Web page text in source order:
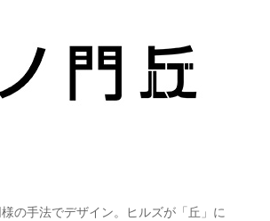
の手法でデザイン。ヒルズが「丘」に